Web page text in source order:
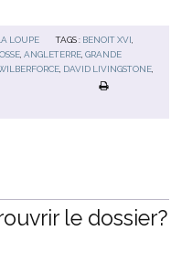
LOUPE TAGS : BENOIT XVI
,ANGLETERRE ,GRANDE
DAVID LIVINGSTONE
le dossier?